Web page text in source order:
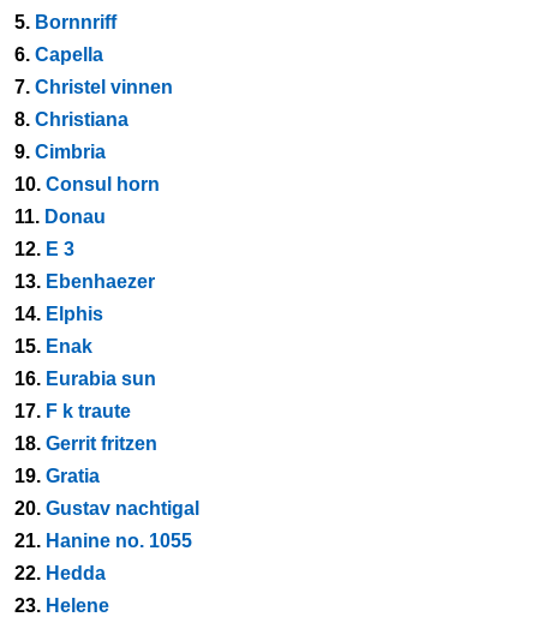
5. Bornnriff
6. Capella
7. Christel vinnen
8. Christiana
9. Cimbria
10. Consul horn
11. Donau
12. E 3
13. Ebenhaezer
14. Elphis
15. Enak
16. Eurabia sun
17. F k traute
18. Gerrit fritzen
19. Gratia
20. Gustav nachtigal
21. Hanine no. 1055
22. Hedda
23. Helene